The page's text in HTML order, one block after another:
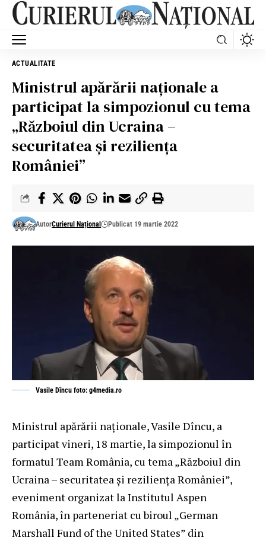
ACTUALITATE
Ministrul apărării naționale a
participat la simpozionul cu tema
„Războiul din Ucraina –
securitatea și reziliența
României”
AutorCurierul Național Publicat 19 martie 2022
Vasile Dîncu foto: g4media.ro
Ministrul apărării naționale, Vasile Dîncu, a
participat vineri, 18 martie, la simpozionul în
formatul Team România, cu tema „Războiul din
Ucraina – securitatea și reziliența României”,
eveniment organizat la Institutul Aspen
România, în parteneriat cu biroul „German
Marshall Fund of the United States” din